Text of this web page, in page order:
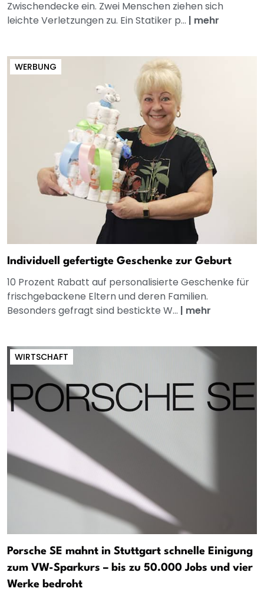
Zwischendecke ein. Zwei Menschen ziehen sich
leichte Verletzungen zu. Ein Statiker p... | mehr
WERBUNG
Individuell gefertigte Geschenke zur Geburt
10 Prozent Rabatt auf personalisierte Geschenke für
frischgebackene Eltern und deren Familien.
Besonders gefragt sind bestickte W... | mehr
WIRTSCHAFT
Porsche SE mahnt in Stuttgart schnelle Einigung
zum VW-Sparkurs – bis zu 50.000 Jobs und vier
Werke bedroht